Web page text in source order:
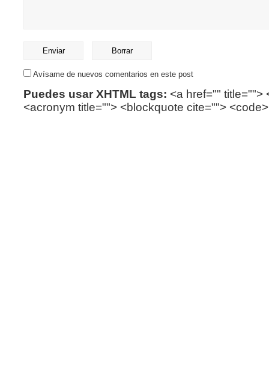
Avísame de nuevos comentarios en este post
Puedes usar XHTML tags: <a href="" title="">
<acronym title=""> <blockquote cite="">